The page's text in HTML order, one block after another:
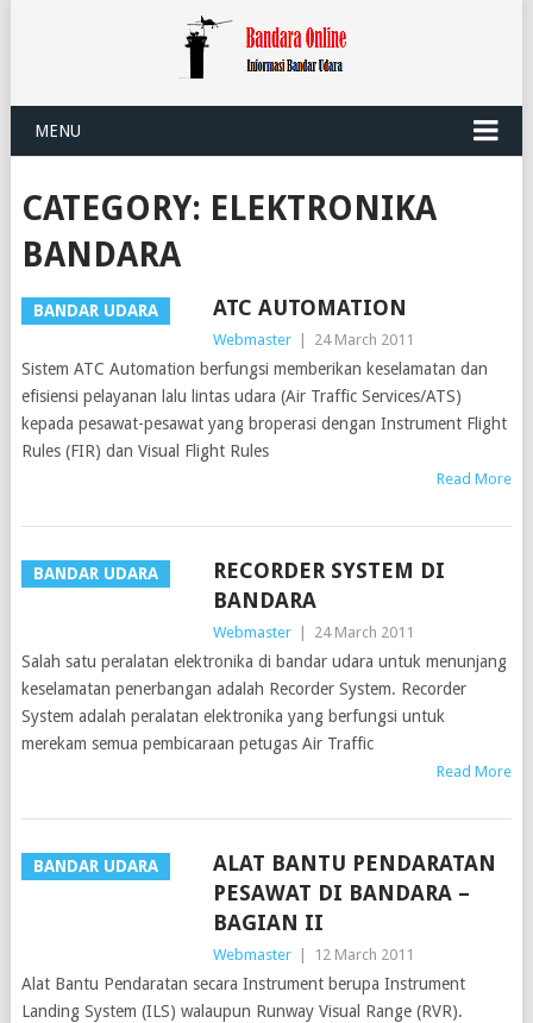
MENU
CATEGORY: ELEKTRONIKA
BANDARA
BANDAR UDARA ATC AUTOMATION
Webmaster 24 March 2011
Sistem ATC Automation berfungsi memberikan keselamatan dan
efisiensi pelayanan lalu lintas udara (Air Traffic Services/ATS)
kepada pesawat-pesawat yang broperasi dengan Instrument Flight
Rules (FIR) dan Visual Flight Rules
Read More
BANDAR UDARA
RECORDER SYSTEM DI
BANDARA
Webmaster 24 March 2011
Salah satu peralatan elektronika di bandar udara untuk menunjang
keselamatan penerbangan adalah Recorder System. Recorder
System adalah peralatan elektronika yang berfungsi untuk
merekam semua pembicaraan petugas Air Traffic
Read More
BANDAR UDARA
ALAT BANTU PENDARATAN
PESAWAT DI BANDARA –
BAGIAN II
Webmaster 12 March 2011
Alat Bantu Pendaratan secara Instrument berupa Instrument
Landing System (ILS) walaupun Runway Visual Range (RVR).